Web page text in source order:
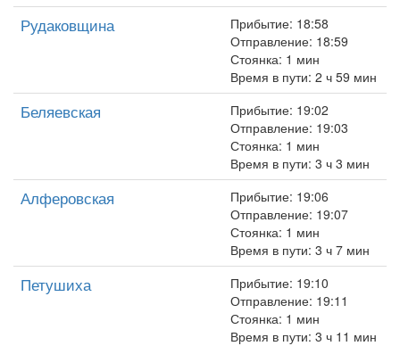
Рудаковщина
Прибытие: 18:58
Отправление: 18:59
Стоянка: 1 мин
Время в пути: 2 ч 59 мин
Беляевская
Прибытие: 19:02
Отправление: 19:03
Стоянка: 1 мин
Время в пути: 3 ч 3 мин
Алферовская
Прибытие: 19:06
Отправление: 19:07
Стоянка: 1 мин
Время в пути: 3 ч 7 мин
Петушиха
Прибытие: 19:10
Отправление: 19:11
Стоянка: 1 мин
Время в пути: 3 ч 11 мин